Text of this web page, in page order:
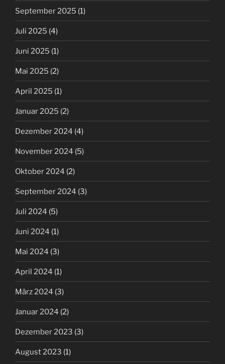
September 2025 (1)
Juli 2025 (4)
Juni 2025 (1)
Mai 2025 (2)
April 2025 (1)
Januar 2025 (2)
Dezember 2024 (4)
November 2024 (5)
Oktober 2024 (2)
September 2024 (3)
Juli 2024 (5)
Juni 2024 (1)
Mai 2024 (3)
April 2024 (1)
März 2024 (3)
Januar 2024 (2)
Dezember 2023 (3)
August 2023 (1)